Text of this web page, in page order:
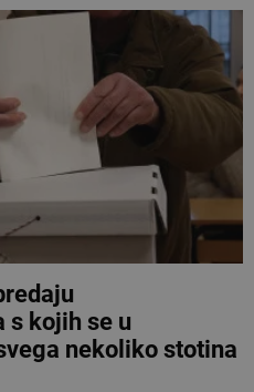
s kojih se u
nekoliko stotina